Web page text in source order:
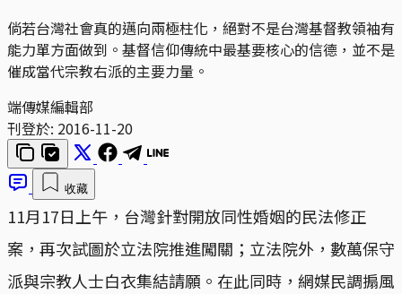
倘若台灣社會真的邁向兩極柱化，絕對不是台灣基督教領袖有
能力單方面做到。基督信仰傳統中最基要核心的信德，並不是
催成當代宗教右派的主要力量。
端傳媒編輯部
刊登於: 2016-11-20
收藏
11月17日上午，台灣針對開放同性婚姻的民法修正
案，再次試圖於立法院推進闖關；立法院外，數萬保守
派與宗教人士白衣集結請願。在此同時，網媒民調搧風